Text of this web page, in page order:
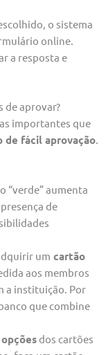
o sistema
online.
a resposta e
de aprovar?
importantes que
de fácil aprovação.
“verde” aumenta
de
um cartão
aos membros
a instituição. Por
que combine
dos cartões